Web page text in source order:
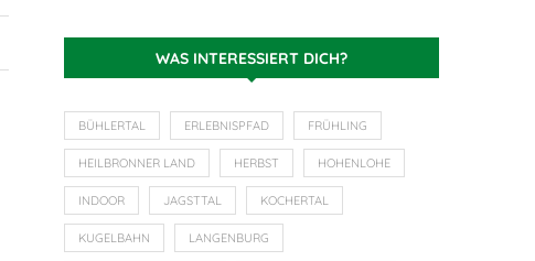
WAS INTERESSIERT DICH?
BÜHLERTAL ERLEBNISPFAD FRÜHLING
HEILBRONNER LAND HERBST HOHENLOHE
INDOOR JAGSTTAL KOCHERTAL
KUGELBAHN LANGENBURG